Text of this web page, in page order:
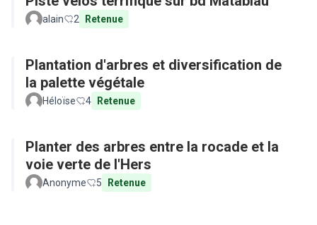
alain 2 Retenue
Plantation d'arbres et diversification de
la palette végétale
Héloïse 4 Retenue
Planter des arbres entre la rocade et la
voie verte de l'Hers
Anonyme 5 Retenue